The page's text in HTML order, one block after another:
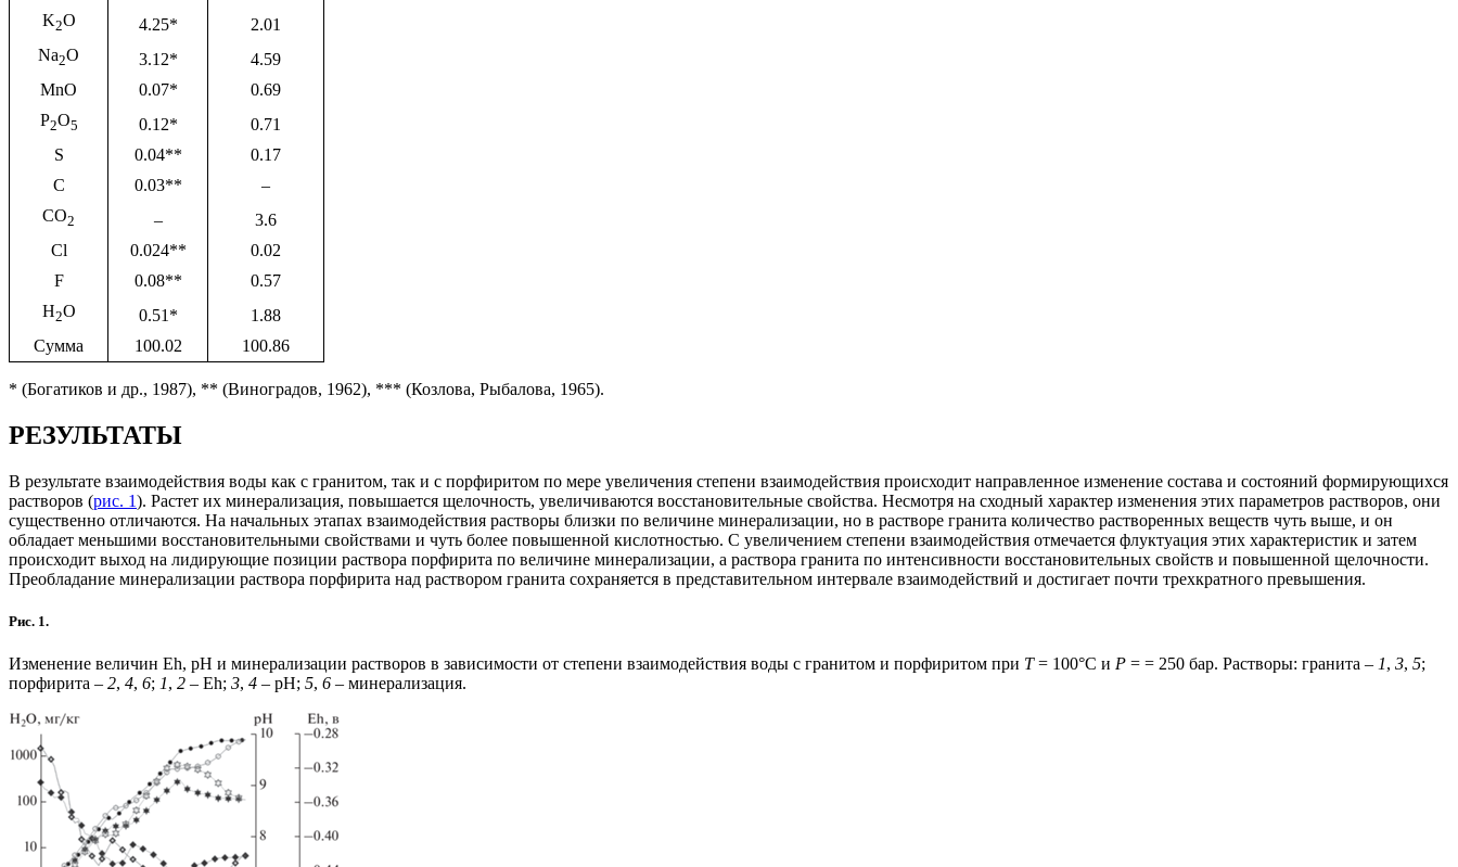
K2O 4.25*
2.01
Na2O 3.12*
4.59
MnO
0.07*
0.69
P2O5 0.12*
0.71
S
0.04**
0.17
C
0.03**
–
CO2 –
3.6
Cl
0.024**
0.02
F
0.08**
0.57
H2O 0.51*
1.88
Сумма
100.02 100.86
* (Богатиков и др., 1987), ** (Виноградов, 1962), *** (Козлова, Рыбалова, 1965).
РЕЗУЛЬТАТЫ
В результате взаимодействия воды как с гранитом, так и с порфиритом по мере увеличения степени взаимодействия происходит направленное изменение состава и состояний формирующихся
растворов (рис. 1). Растет их минерализация, повышается щелочность, увеличиваются восстановительные свойства. Несмотря на сходный характер изменения этих параметров растворов, они
существенно отличаются. На начальных этапах взаимодействия растворы близки по величине минерализации, но в растворе гранита количество растворенных веществ чуть выше, и он
обладает меньшими восстановительными свойствами и чуть более повышенной кислотностью. С увеличением степени взаимодействия отмечается флуктуация этих характеристик и затем
происходит выход на лидирующие позиции раствора порфирита по величине минерализации, а раствора гранита по интенсивности восстановительных свойств и повышенной щелочности.
Преобладание минерализации раствора порфирита над раствором гранита сохраняется в представительном интервале взаимодействий и достигает почти трехкратного превышения.
Рис. 1.
Изменение величин Eh, pH и минерализации растворов в зависимости от степени взаимодействия воды с гранитом и порфиритом при T= 100°C и Р = = 250 бар. Растворы: гранита – 1, 3, 5;
порфирита – 2, 4, 6; 1, 2 – Eh; 3, 4 – pH; 5, 6 – минерализация.